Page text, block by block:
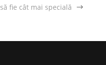
să fie cât mai specială